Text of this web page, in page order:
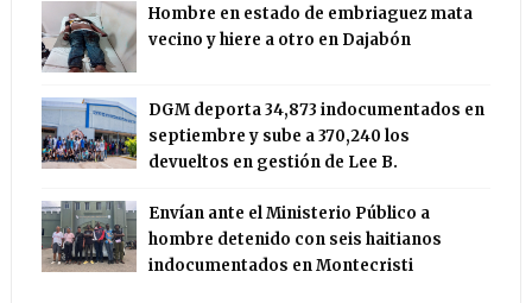
Hombre en estado de embriaguez mata
vecino y hiere a otro en Dajabón
DGM deporta 34,873 indocumentados en
septiembre y sube a 370,240 los
devueltos en gestión de Lee B.
Envían ante el Ministerio Público a
hombre detenido con seis haitianos
indocumentados en Montecristi